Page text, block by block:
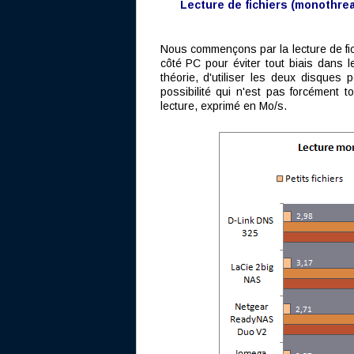
Lecture de fichiers
Nous commençons par la lecture de
côté PC pour éviter tout biais dans
théorie, d'utiliser les deux disques
possibilité qui n'est pas forcément
lecture, exprimé en Mo/s.